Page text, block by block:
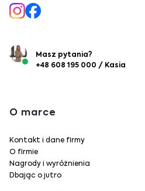
Masz pytania?
+48 608 195 000 / Kasia
Linki w stopce
O marce
Kontakt i dane firmy
O firmie
Nagrody i wyróżnienia
Dbając o jutro